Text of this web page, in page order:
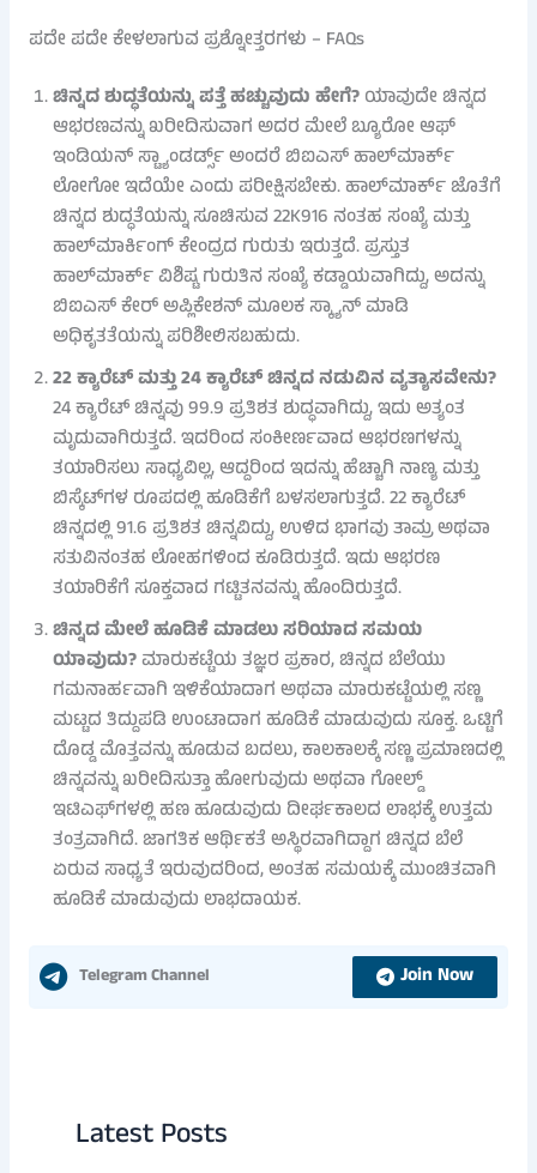
ಪದೇ ಪದೇ ಕೇಳಲಾಗುವ ಪ್ರಶ್ನೋತ್ತರಗಳು – FAQs
ಚಿನ್ನದ ಶುದ್ಧತೆಯನ್ನು ಪತ್ತೆ ಹಚ್ಚುವುದು ಹೇಗೆ?ಯಾವುದೇ ಚಿನ್ನದ
ಆಭರಣವನ್ನು ಖರೀದಿಸುವಾಗ ಅದರ ಮೇಲೆ ಬ್ಯೂರೋ ಆಫ್
ಇಂಡಿಯನ್ ಸ್ಟ್ಯಾಂಡರ್ಡ್ಸ್ ಅಂದರೆ ಬಿಐಎಸ್ ಹಾಲ್‌ಮಾರ್ಕ್
ಲೋಗೋ ಇದೆಯೇ ಎಂದು ಪರೀಕ್ಷಿಸಬೇಕು. ಹಾಲ್‌ಮಾರ್ಕ್ ಜೊತೆಗೆ
ಚಿನ್ನದ ಶುದ್ಧತೆಯನ್ನು ಸೂಚಿಸುವ 22K916 ನಂತಹ ಸಂಖ್ಯೆ ಮತ್ತು
ಹಾಲ್‌ಮಾರ್ಕಿಂಗ್ ಕೇಂದ್ರದ ಗುರುತು ಇರುತ್ತದೆ. ಪ್ರಸ್ತುತ
ಹಾಲ್‌ಮಾರ್ಕ್ ವಿಶಿಷ್ಟ ಗುರುತಿನ ಸಂಖ್ಯೆ ಕಡ್ಡಾಯವಾಗಿದ್ದು, ಅದನ್ನು
ಬಿಐಎಸ್ ಕೇರ್ ಅಪ್ಲಿಕೇಶನ್ ಮೂಲಕ ಸ್ಕ್ಯಾನ್ ಮಾಡಿ
ಅಧಿಕೃತತೆಯನ್ನು ಪರಿಶೀಲಿಸಬಹುದು.
22 ಕ್ಯಾರೆಟ್ ಮತ್ತು 24 ಕ್ಯಾರೆಟ್ ಚಿನ್ನದ ನಡುವಿನ ವ್ಯತ್ಯಾಸವೇನು?
24 ಕ್ಯಾರೆಟ್ ಚಿನ್ನವು 99.9 ಪ್ರತಿಶತ ಶುದ್ಧವಾಗಿದ್ದು, ಇದು ಅತ್ಯಂತ
ಮೃದುವಾಗಿರುತ್ತದೆ. ಇದರಿಂದ ಸಂಕೀರ್ಣವಾದ ಆಭರಣಗಳನ್ನು
ತಯಾರಿಸಲು ಸಾಧ್ಯವಿಲ್ಲ, ಆದ್ದರಿಂದ ಇದನ್ನು ಹೆಚ್ಚಾಗಿ ನಾಣ್ಯ ಮತ್ತು
ಬಿಸ್ಕೆಟ್‌ಗಳ ರೂಪದಲ್ಲಿ ಹೂಡಿಕೆಗೆ ಬಳಸಲಾಗುತ್ತದೆ. 22 ಕ್ಯಾರೆಟ್
ಚಿನ್ನದಲ್ಲಿ 91.6 ಪ್ರತಿಶತ ಚಿನ್ನವಿದ್ದು, ಉಳಿದ ಭಾಗವು ತಾಮ್ರ ಅಥವಾ
ಸತುವಿನಂತಹ ಲೋಹಗಳಿಂದ ಕೂಡಿರುತ್ತದೆ. ಇದು ಆಭರಣ
ತಯಾರಿಕೆಗೆ ಸೂಕ್ತವಾದ ಗಟ್ಟಿತನವನ್ನು ಹೊಂದಿರುತ್ತದೆ.
ಚಿನ್ನದ ಮೇಲೆ ಹೂಡಿಕೆ ಮಾಡಲು ಸರಿಯಾದ ಸಮಯ
ಯಾವುದು?ಮಾರುಕಟ್ಟೆಯ ತಜ್ಞರ ಪ್ರಕಾರ, ಚಿನ್ನದ ಬೆಲೆಯು
ಗಮನಾರ್ಹವಾಗಿ ಇಳಿಕೆಯಾದಾಗ ಅಥವಾ ಮಾರುಕಟ್ಟೆಯಲ್ಲಿ ಸಣ್ಣ
ಮಟ್ಟದ ತಿದ್ದುಪಡಿ ಉಂಟಾದಾಗ ಹೂಡಿಕೆ ಮಾಡುವುದು ಸೂಕ್ತ. ಒಟ್ಟಿಗೆ
ದೊಡ್ಡ ಮೊತ್ತವನ್ನು ಹೂಡುವ ಬದಲು, ಕಾಲಕಾಲಕ್ಕೆ ಸಣ್ಣ ಪ್ರಮಾಣದಲ್ಲಿ
ಚಿನ್ನವನ್ನು ಖರೀದಿಸುತ್ತಾ ಹೋಗುವುದು ಅಥವಾ ಗೋಲ್ಡ್
ಇಟಿಎಫ್‌ಗಳಲ್ಲಿ ಹಣ ಹೂಡುವುದು ದೀರ್ಘಕಾಲದ ಲಾಭಕ್ಕೆ ಉತ್ತಮ
ತಂತ್ರವಾಗಿದೆ. ಜಾಗತಿಕ ಆರ್ಥಿಕತೆ ಅಸ್ಥಿರವಾಗಿದ್ದಾಗ ಚಿನ್ನದ ಬೆಲೆ
ಏರುವ ಸಾಧ್ಯತೆ ಇರುವುದರಿಂದ, ಅಂತಹ ಸಮಯಕ್ಕೆ ಮುಂಚಿತವಾಗಿ
ಹೂಡಿಕೆ ಮಾಡುವುದು ಲಾಭದಾಯಕ.
Telegram Channel Join Now
Latest Posts